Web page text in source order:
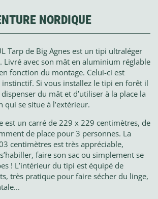
NORDIQUE
Tarp de Big Agnes est un tipi ultraléger
Livré avec son mât en aluminium réglable
fonction du montage. Celui-ci est
Si vous installez le tipi en forêt il
du mât et d’utiliser à la place la
qui se situe à l’extérieur.
est un carré de 229 x 229 centimètres, de
de place pour 3 personnes. La
centimètres est très appréciable,
faire son sac ou simplement se
! L’intérieur du tipi est équipé de
très pratique pour faire sécher du linge,